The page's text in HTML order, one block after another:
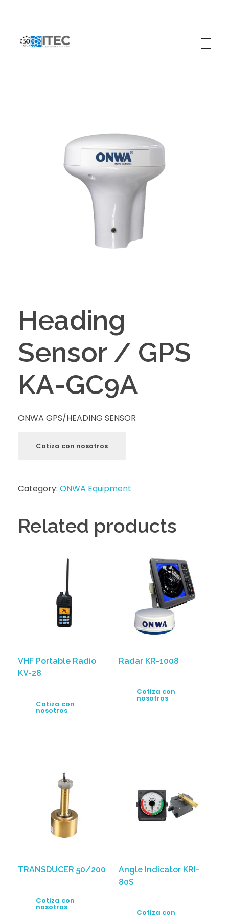
Heading
Sensor / GPS
KA-GC9A
ONWA GPS/HEADING SENSOR
Cotiza con nosotros
Category: ONWA Equipment
Related products
VHF Portable Radio
KV-28
Cotiza con
nosotros
Radar KR-1008
Cotiza con
nosotros
TRANSDUCER 50/200
Cotiza con
nosotros
Angle Indicator KRI-
80S
Cotiza con